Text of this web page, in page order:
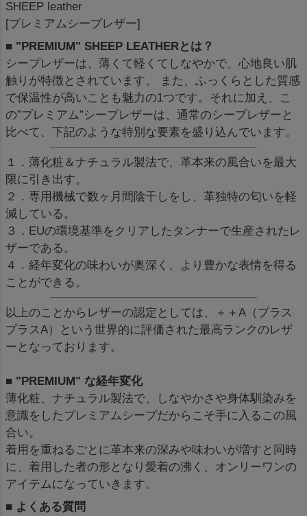
SHEEP leather
[プレミアムシープレザー]
■ "PREMIUM" SHEEP LEATHERとは？
シープレザーは、薄くて軽くてしなやかで、心地良い肌
触りが特徴とされています。 また、ふっくらとした質感
で保温性が高いことも魅力の1つです。それに加え、こ
の”プレミアム”シープレザーは、通常のシープレザーと
比べて、下記のような特別な要素を盛り込んでいます。
１．薄化粧＆ナチュラル製法で、革本来の風合いを最大
限に引き出す。
２．専用機械で数ヶ月間陰干しをし、革独特の匂いを軽
減している。
３．EUの環境基準をクリアしたタンナーで生産されたレ
ザーである。
４．経年変化の味わいが奥深く、より豊かな表情を得る
ことができる。
以上のことからレザーの認定としては、＋＋A（プラス
プラスA）という世界的に評価された最高ランクのレザ
ーとなっております。
■ "PREMIUM" な経年変化
薄化粧、ナチュラル製法で、しなやかさや身体馴染みを
意識をしたプレミアムシープだからこそ手に入るこの風
合い。
着用を重ねるごとに革本来の深みや味わいが増すと同時
に、着用した者の形となり愛着の沸く、オンリーワンの
アイテムになっていきます。
■ よくある質問